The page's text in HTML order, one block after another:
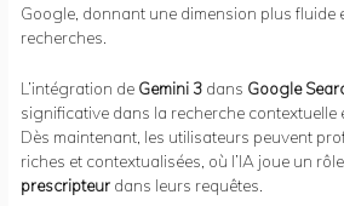
Google, donnant une dimension plus fluide
recherches.
L’intégration de Gemini 3 dans Google
significative dans la recherche contextuelle
Dès maintenant, les utilisateurs peuvent
riches et contextualisées, où l’IA joue un
prescripteur dans leurs requêtes.